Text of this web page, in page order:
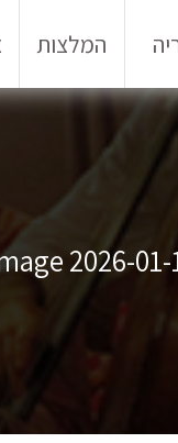
המלצות
2026-